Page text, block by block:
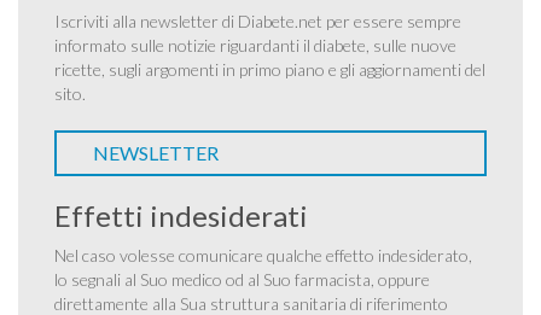
Iscriviti alla newsletter di Diabete.net per essere sempre
informato sulle notizie riguardanti il diabete, sulle nuove
ricette, sugli argomenti in primo piano e gli aggiornamenti del
sito.
NEWSLETTER
Effetti indesiderati
Nel caso volesse comunicare qualche effetto indesiderato,
lo segnali al Suo medico od al Suo farmacista, oppure
direttamente alla Sua struttura sanitaria di riferimento